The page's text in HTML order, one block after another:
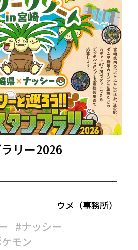
リー2026
ウメ（事務所）
#ナッシー
モン